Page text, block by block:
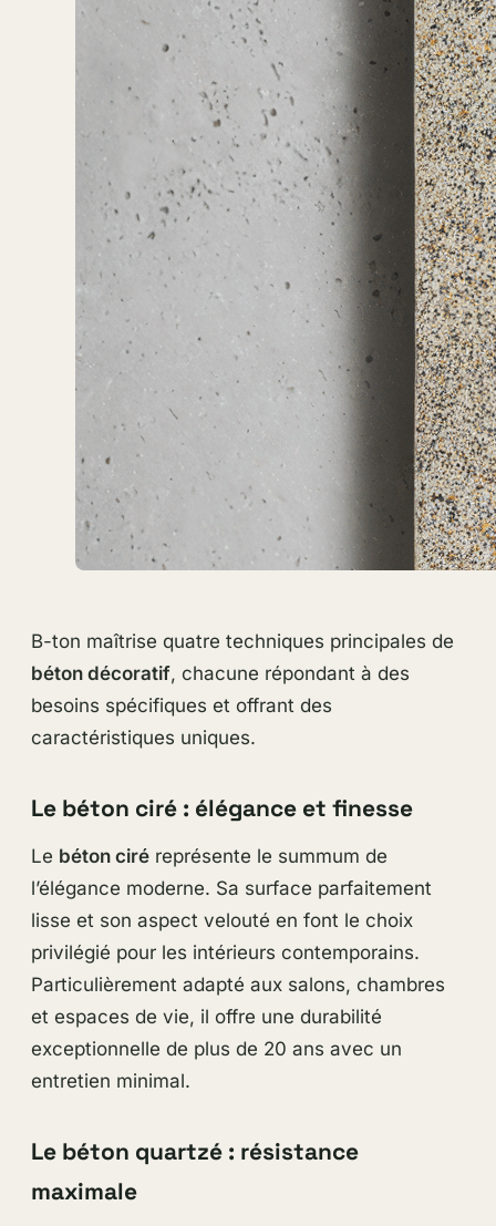
B-ton maîtrise quatre techniques principales de
béton décoratif, chacune répondant à des
besoins spécifiques et offrant des
caractéristiques uniques.
Le béton ciré : élégance et finesse
Le béton ciréreprésente le summum de
l’élégance moderne. Sa surface parfaitement
lisse et son aspect velouté en font le choix
privilégié pour les intérieurs contemporains.
Particulièrement adapté aux salons, chambres
et espaces de vie, il offre une durabilité
exceptionnelle de plus de 20 ans avec un
entretien minimal.
Le béton quartzé : résistance
maximale